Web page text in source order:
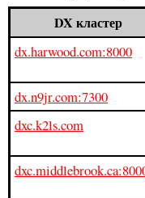
DX кластер
dx.harwood.com:8000
dx.n9jr.com:7300
dxc.k2ls.com